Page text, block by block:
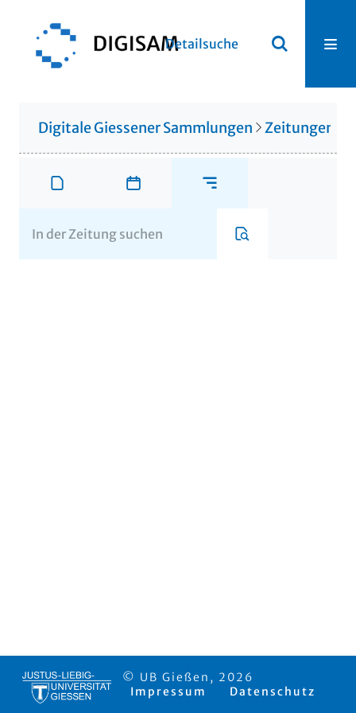
Detailsuche
Digitale Giessener Sammlungen Zeitungen
© UB Gießen, 2026
Impressum
Datenschutz